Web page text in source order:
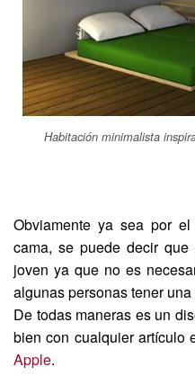
Habitación minimalista
Obviamente ya sea por
cama, se puede decir
joven ya que no es
algunas personas tener
De todas maneras es un
bien con cualquier artículo
Apple.